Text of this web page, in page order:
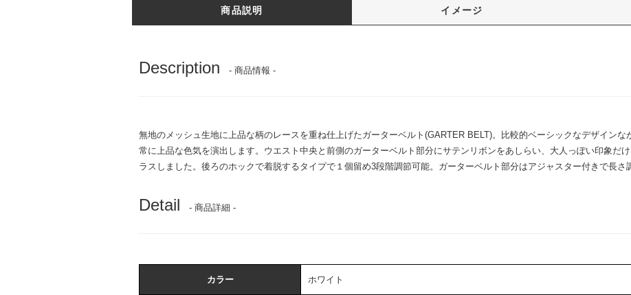
商品説明 イメージ
Description - 商品情報 -
無地のメッシュ生地に上品な柄のレースを重ね仕上げたガーターベルト(GARTER BELT)。比較的ベーシックなデザイン
常に上品な色気を演出します。ウエスト中央と前側のガーターベルト部分にサテンリボンをあしらい、大人っぽい印象だ
ラスしました。後ろのホックで着脱するタイプで１個留め3段階調節可能。ガーターベルト部分はアジャスター付きで長さ
Detail - 商品詳細 -
カラー ホワイト